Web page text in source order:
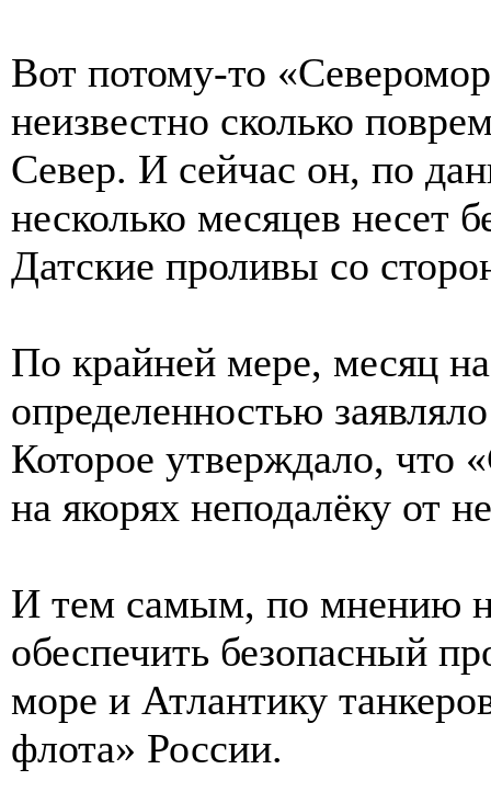
Вот потому-то
неизвестно сколько
Север. И сейчас он, по
несколько месяцев несет
Датские проливы со
По крайней мере, месяц
определенностью
Которое утверждало, что
на якорях неподалёку от
И тем самым, по мнению
обеспечить безопасный
море и Атлантику
флота» России.